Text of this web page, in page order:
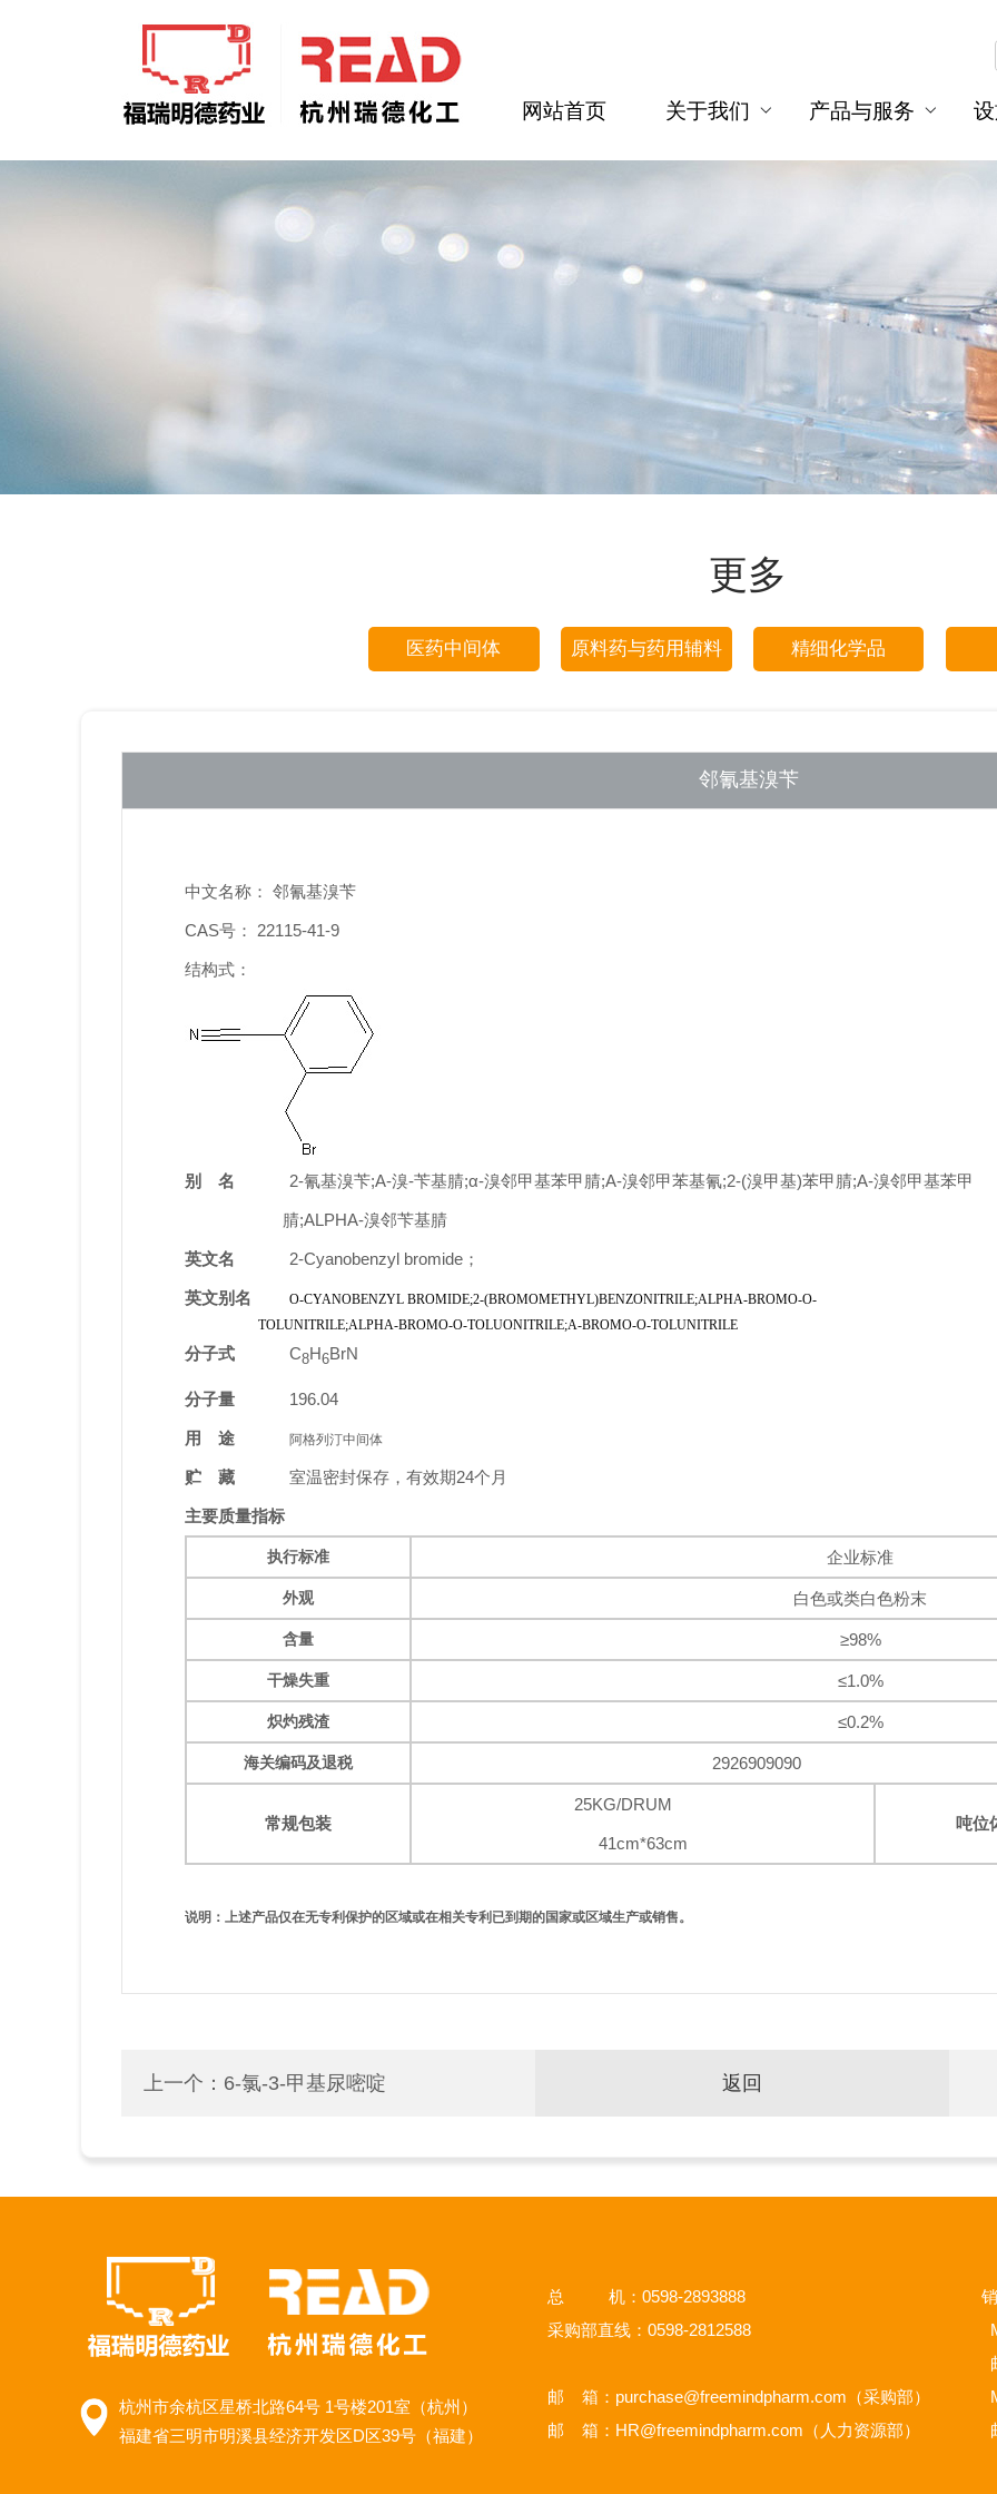
网站首页 关于我们 产品与服务
更多
医药中间体 原料药与药用辅料 精细化学品
邻氰基溴苄
中文名称： 邻氰基溴苄
CAS号： 22115-41-9
结构式：
别 名 2-氰基溴苄;A-溴-苄基腈;α-溴邻甲基苯甲腈;Α-溴邻甲苯基氰;2-(溴甲基)苯甲腈;Α-溴邻甲基苯甲
腈;ALPHA-溴邻苄基腈
英文名 2-Cyanobenzyl bromide；
英文别名
O-CYANOBENZYL BROMIDE;2-(BROMOMETHYL)BENZONITRILE;ALPHA-BROMO-O-
TOLUNITRILE;ALPHA-BROMO-O-TOLUONITRILE;A-BROMO-O-TOLUNITRILE
分子式 C8H6BrN
分子量 196.04
用 途 阿格列汀中间体
贮 藏 室温密封保存，有效期24个月
主要质量指标
执行标准 企业标准
外观 白色或类白色粉末
含量 ≥98%
干燥失重 ≤1.0%
炽灼残渣 ≤0.2%
海关编码及退税 2926909090
常规包装
25KG/DRUM
41cm*63cm
吨位
说明：上述产品仅在无专利保护的区域或在相关专利已到期的国家或区域生产或销售。
上一个： 6-氯-3-甲基尿嘧啶 返回
杭州市余杭区星桥北路64号 1号楼201室（杭州）
福建省三明市明溪县经济开发区D区39号（福建）
总 机：0598-2893888
采购部直线：0598-2812588
邮 箱： purchase@freemindpharm.com （采购部）
邮 箱： HR@freemindpharm.com （人力资源部）